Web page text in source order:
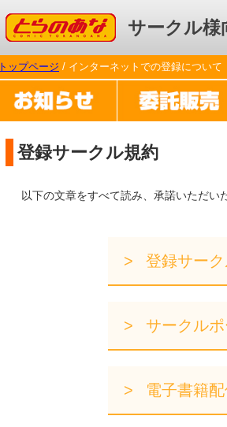
コミックとらのあな サークル様
トップページ / インターネットでの登録について
登録サークル規約
以下の文章をすべて読み、承諾いただい
登録サー
サークル
電子書籍